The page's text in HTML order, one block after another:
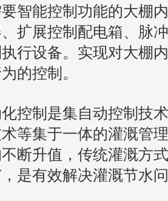
智能控制功能的大棚
扩展控制配电箱、脉
行设备。实现对大棚
的控制。
控制是集自动控制技
等集于一体的灌溉管
断升值，传统灌溉方
是有效解决灌溉节水